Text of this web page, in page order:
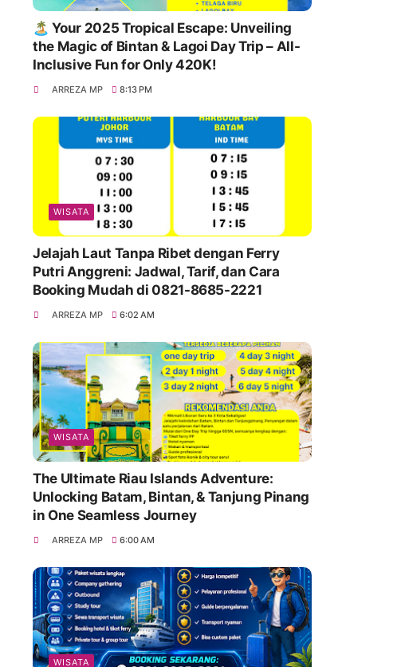
🏝️ Your 2025 Tropical Escape: Unveiling
the Magic of Bintan & Lagoi Day Trip – All-
Inclusive Fun for Only 420K!
ARREZA MP 8:13 PM
WISATA
Jelajah Laut Tanpa Ribet dengan Ferry
Putri Anggreni: Jadwal, Tarif, dan Cara
Booking Mudah di 0821-8685-2221
ARREZA MP 6:02 AM
WISATA
The Ultimate Riau Islands Adventure:
Unlocking Batam, Bintan, & Tanjung Pinang
in One Seamless Journey
ARREZA MP 6:00 AM
WISATA